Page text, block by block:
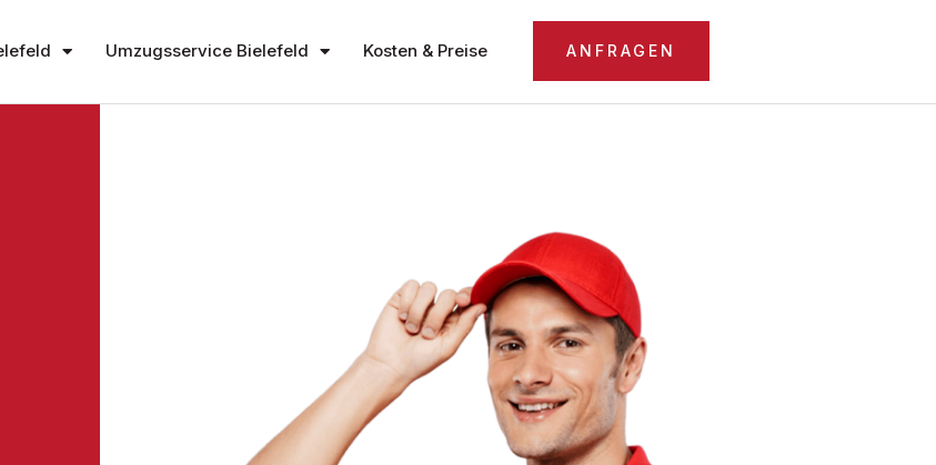
Umzugsservice Bielefeld Kosten & Preise ANFRAGEN